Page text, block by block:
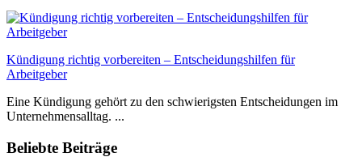
Kündigung richtig vorbereiten – Entscheidungshilfen für
Arbeitgeber
Eine Kündigung gehört zu den schwierigsten Entscheidungen im
Unternehmensalltag. ...
Beliebte Beiträge